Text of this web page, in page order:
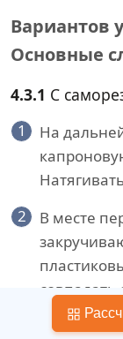
Вариантов
Основные
4.3.1 С
1
На
2
В месте